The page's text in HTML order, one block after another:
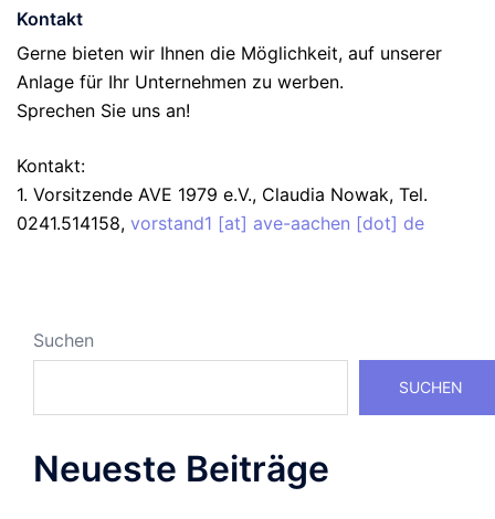
Kontakt
Gerne bieten wir Ihnen die Möglichkeit, auf unserer
Anlage für Ihr Unternehmen zu werben.
Sprechen Sie uns an!
Kontakt:
1. Vorsitzende AVE 1979 e.V., Claudia Nowak, Tel.
0241.514158, vorstand1 [at] ave-aachen [dot] de
Suchen
SUCHEN
Neueste Beiträge